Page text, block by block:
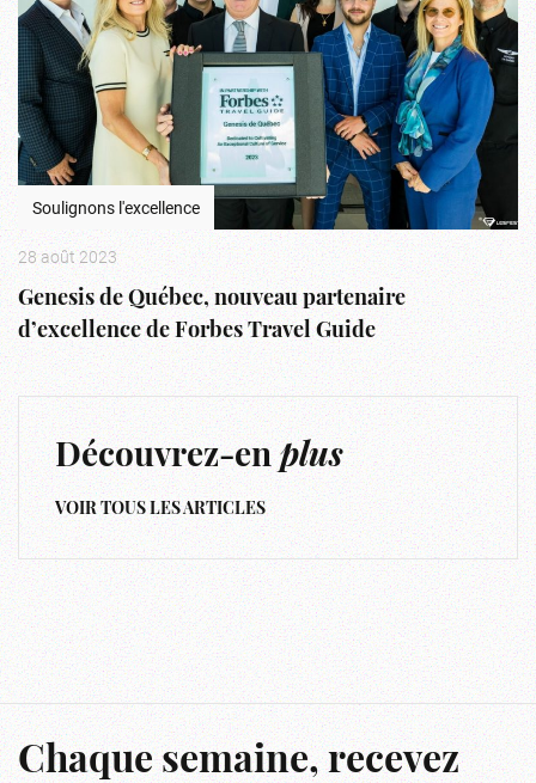
Soulignons l'excellence
28 août 2023
Genesis de Québec, nouveau partenaire
d’excellence de Forbes Travel Guide
Découvrez-enplus
VOIR TOUS LES ARTICLES
Chaque semaine, recevez